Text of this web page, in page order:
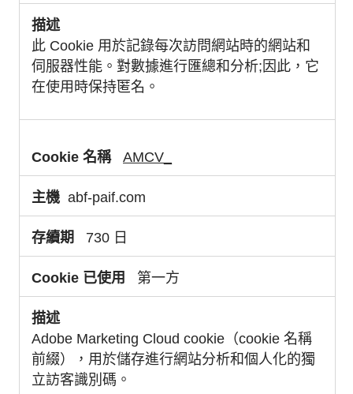
此 Cookie 用於記錄每次訪問網站時的網站和
伺服器性能。對數據進行匯總和分析;因此，它
在使用時保持匿名。
AMCV_
abf-paif.com
730 日
第一方
Adobe Marketing Cloud cookie（cookie 名稱
前綴），用於儲存進行網站分析和個人化的獨
立訪客識別碼。